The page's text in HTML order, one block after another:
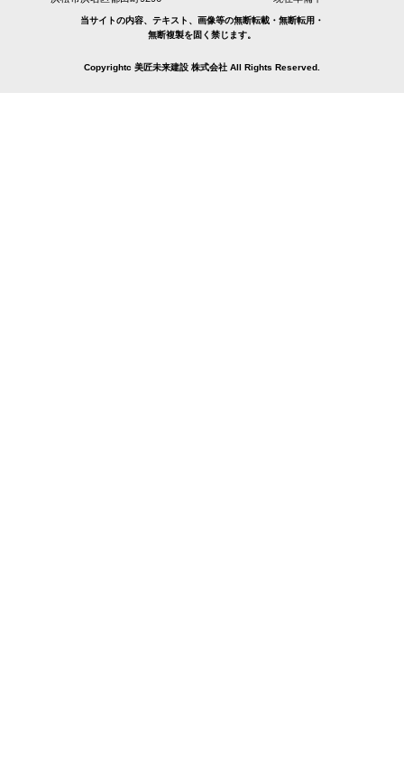
当サイトの内容、テキスト、画像等の無断転載・無断転用・
無断複製を固く禁じます。
Copyrightc 美匠未来建設 株式会社 All Rights Reserved.